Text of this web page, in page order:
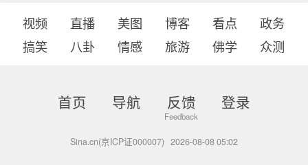
视频 直播 美图 博客 看点
政务
搞笑
八卦 情感 旅游 佛学 众测
首页 导航 反馈 登录
Sina.cn(京ICP证000007) 2026-08-08 05:02